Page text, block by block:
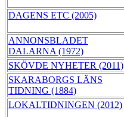
DAGENS ETC (2005)
ANNONSBLADET
DALARNA (1972)
SKÖVDE NYHETER (2011)
SKARABORGS LÄNS
TIDNING (1884)
LOKALTIDNINGEN (2012)